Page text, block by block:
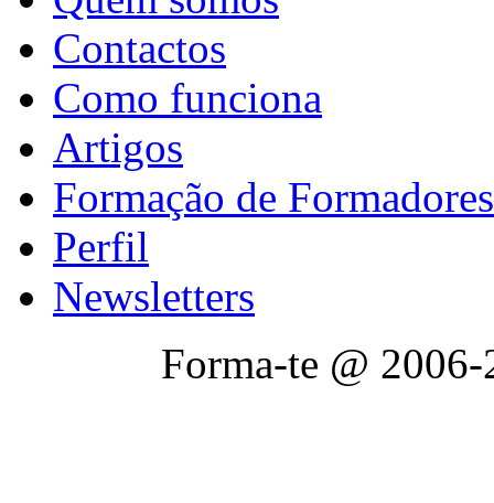
Contactos
Como funciona
Artigos
Formação de Formadores
Perfil
Newsletters
Forma-te @